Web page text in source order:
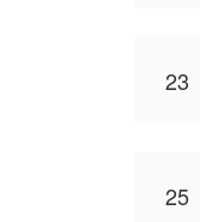
23
25